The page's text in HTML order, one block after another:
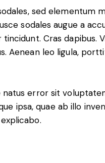
sed elementum
sodales augue a
Cras dapibus.
Aenean leo ligula,
natus error sit
ipsa, quae ab illo